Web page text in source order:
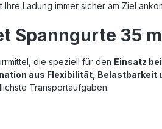
Ihre Ladung immer sicher am Ziel
Spanngurte 35
die speziell für den Einsatz
aus Flexibilität, Belastbarkeit
Transportaufgaben.